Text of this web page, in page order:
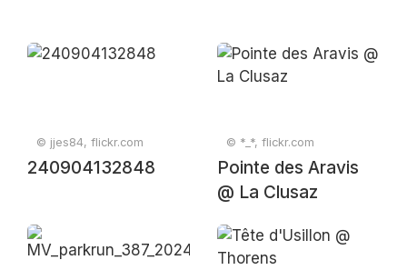
© jjes84, flickr.com
240904132848
© *_*, flickr.com
Pointe des Aravis
@ La Clusaz